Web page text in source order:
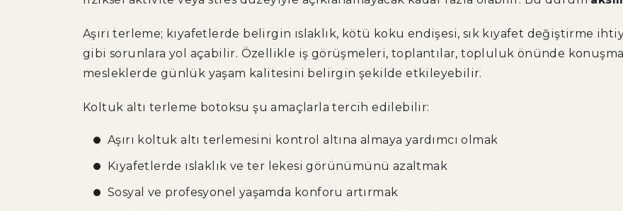
Aşırı terleme; kıyafetlerde belirgin ıslaklık, kötü koku endişesi, sık kıyafet değiştirme
gibi sorunlara yol açabilir. Özellikle iş görüşmeleri, toplantılar, topluluk önünde
mesleklerde günlük yaşam kalitesini belirgin şekilde etkileyebilir.
Koltuk altı terleme botoksu şu amaçlarla tercih edilebilir:
Aşırı koltuk altı terlemesini kontrol altına almaya yardımcı olmak
Kıyafetlerde ıslaklık ve ter lekesi görünümünü azaltmak
Sosyal ve profesyonel yaşamda konforu artırmak